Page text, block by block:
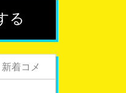
る
新着コメ